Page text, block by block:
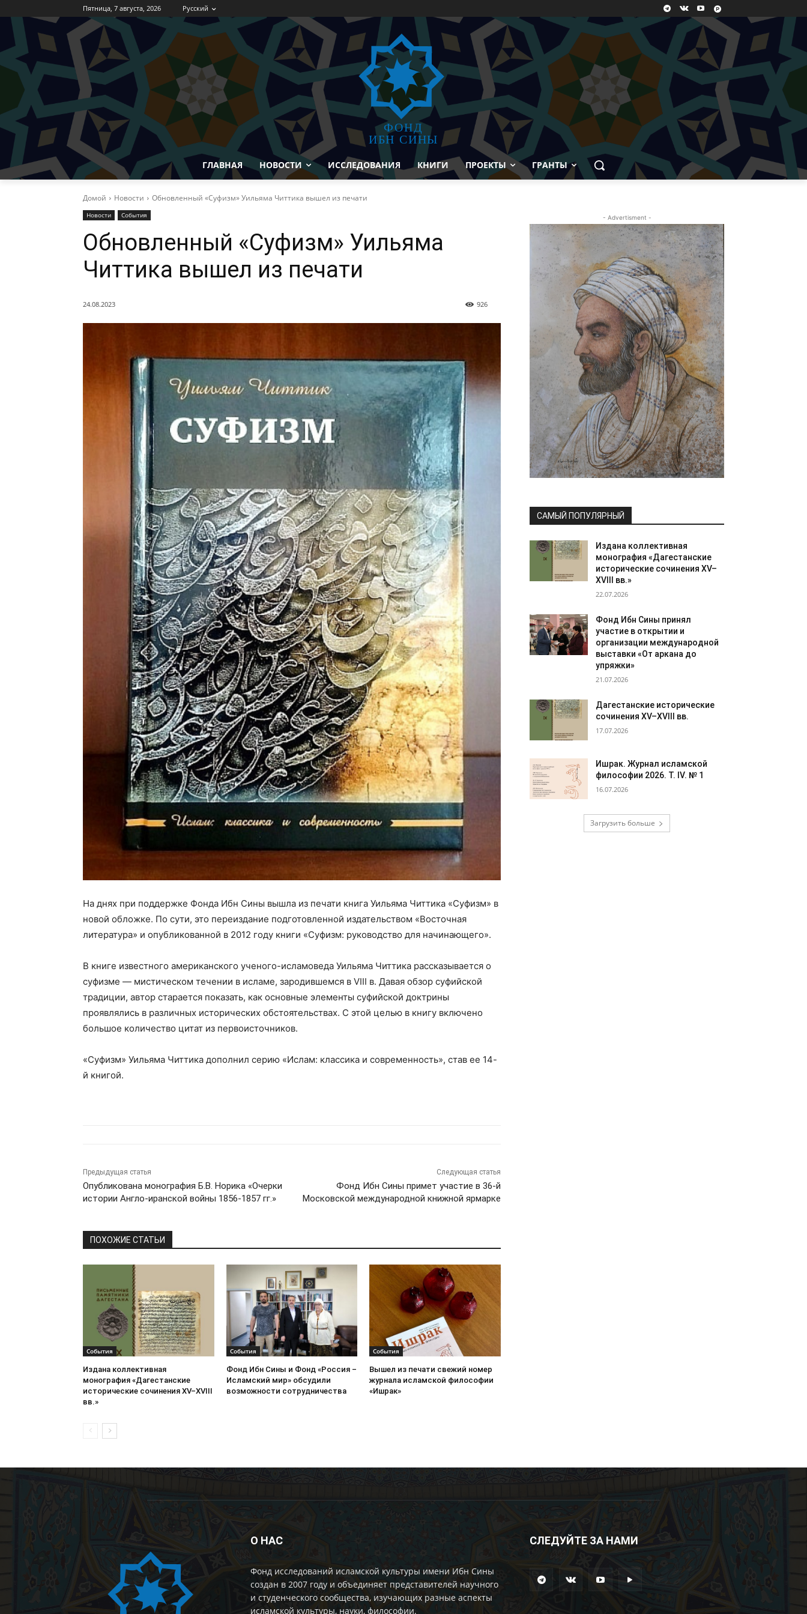
Пятница, 7 августа, 2026 Русский
ФОНД
ИБН СИНЫ
ГЛАВНАЯ НОВОСТИ ИССЛЕДОВАНИЯ КНИГИ ПРОЕКТЫ ГРАНТЫ
Домой Новости Обновленный «Суфизм» Уильяма Читтика вышел из печати
Новости События
Обновленный «Суфизм» Уильяма
Читтика вышел из печати
24.08.2023 926
На днях при поддержке Фонда Ибн Сины вышла из печати книга Уильяма Читтика «Суфизм» в
новой обложке. По сути, это переиздание подготовленной издательством «Восточная
литература» и опубликованной в 2012 году книги «Суфизм: руководство для начинающего».
В книге известного американского ученого-исламоведа Уильяма Читтика рассказывается о
суфизме — мистическом течении в исламе, зародившемся в VIII в. Давая обзор суфийской
традиции, автор старается показать, как основные элементы суфийской доктрины
проявлялись в различных исторических обстоятельствах. С этой целью в книгу включено
большое количество цитат из первоисточников.
«Суфизм» Уильяма Читтика дополнил серию «Ислам: классика и современность», став ее 14-
й книгой.
Предыдущая статья
Опубликована монография Б.В. Норика «Очерки
истории Англо-иранской войны 1856-1857 гг.»
Следующая статья
Фонд Ибн Сины примет участие в 36-й
Московской международной книжной ярмарке
ПОХОЖИЕ СТАТЬИ
События
Издана коллективная
монография «Дагестанские
исторические сочинения XV–XVIII
вв.»
События
Фонд Ибн Сины и Фонд «Россия –
Исламский мир» обсудили
возможности сотрудничества
События
Вышел из печати свежий номер
журнала исламской философии
«Ишрак»
- Advertisment -
САМЫЙ ПОПУЛЯРНЫЙ
Издана коллективная
монография «Дагестанские
исторические сочинения XV–
XVIII вв.»
22.07.2026
Фонд Ибн Сины принял
участие в открытии и
организации международной
выставки «От аркана до
упряжки»
21.07.2026
Дагестанские исторические
сочинения XV–XVIII вв.
17.07.2026
Ишрак. Журнал исламской
философии 2026. Т. IV. № 1
16.07.2026
Загрузить больше
О НАС
Фонд исследований исламской культуры имени Ибн Сины
создан в 2007 году и объединяет представителей научного
и студенческого сообщества, изучающих разные аспекты
исламской культуры, науки, философии.
СЛЕДУЙТЕ ЗА НАМИ